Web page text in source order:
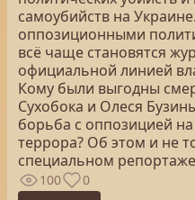
самоубийств на
оппозиционными
всё чаще становятся
официальной линией
Кому были выгодны
Сухобока и Олеся
борьба с оппозицией
террора? Об этом и не
специальном
100 0